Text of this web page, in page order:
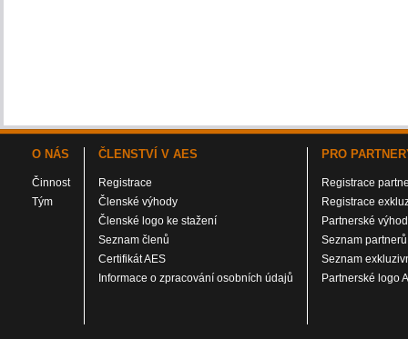
O NÁS
Činnost
Tým
ČLENSTVÍ V AES
Registrace
Členské výhody
Členské logo ke stažení
Seznam členů
Certifikát AES
Informace o zpracování osobních údajů
PRO
Registrace
Registrace
Partnerské
Seznam partnerů
Seznam
Partnerské logo